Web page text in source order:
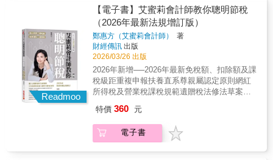
富二代。 ◎喜歡嗎？送給你──贈與稅篇 有錢
人為什麼這麼愛買豪宅給兒女？ 原來留不動產
給下一代超節稅，如果附房貸居然更划算。 長
輩送什麼給新人當新婚賀禮，最能表達祝福之
意又能躲過贈與？ ◎有房斯有財，儘管政府要
你萬萬稅──不動產篇 省吃儉用買下不動產，政
府會收你萬萬稅，怎麼合法減免？ 不動產實價
登錄後加上房地合一稅，隨便賣房等於再多送
一間房給國稅局！ 不用擔心，只要你弄清楚一
生一次、一生一屋的規則， 還有重購退稅加上
自用住宅優惠，賣房就能不用繳稅！ 搞懂所得
稅、遺產稅、贈與稅到房地合一稅的所有眉
角， 你可以合法的少繳稅，甚至一輩子不繳
上就能節稅，有超過90％的上班族都沒發現。
做網拍、有外快、斜槓青年，怎麼節稅免稅？ ‧
你有正當收據，政府就會放過你： 給廟裡的香
油錢、為兒女點的光明燈，哪一個才能抵稅？
照顧媽媽的看護費用、幫老爸裝的假牙、青春
期女兒的牙齒矯正， 捐錢給私校辦學，捐錢給
慈善基金會……有錢的人用哪種方式合法節
稅？ ◎把愛與錢一起傳下去──遺產稅篇
代，才有法律效力？ 關於繼承，你拿到的是錢
最久的親人就給最多，法律准許嗎？先弄懂遺
產繼承的應繼分與特留分。 在國稅局眼裡，哪
些財產最值錢？遺產估價決定你能不能繼續當
稅，也告訴你如何合法節稅。艾蜜莉會計師一
次告訴你25項一定要知道的節稅撇步，讓你不
繳冤枉稅！多數人（相信包括你），在5月繳稅
時期，都會感到心痛。你心裡是否有個疑問，
每年到底是在繳些什麼稅？有什麼方法可以合
法節稅，而不被安上逃稅的罪名。你是否年年
心痛、年年疑惑，但是一年過一年。本書解決
你陳年的「痛」和「疑慮」，讓你知道稅的系
統和節稅的方法。你年年的「痛」和「疑慮」
是因為稅制很難、稅法很雜，你搞不懂，根本
目中的節稅方法只有：把所得掛給人頭、多報
撫養親屬等，但這些可能是逃漏稅的偏門，你
或許能少繳稅，也可能讓國稅局上門要你補稅
Readmoo
【電子書】艾蜜莉會計師教你聰明節稅
（2026年最新法規增訂版）
鄭惠方（艾蜜莉會計師）
著
財經傳訊 出版
2026/03/26 出版
2026年新增──2026年最新免稅額、扣除額及課
稅級距重複申報扶養直系尊親屬認定原則網紅
所得稅及營業稅課稅規範遺贈稅法修法草案重
節稅指南及系統化個人稅務說明。只要有所得
就要繳稅，而所得來源分為以下四種：個人所
得、房地產、投資理財、遺贈稅。本書就這四
特價 360 元
電子書